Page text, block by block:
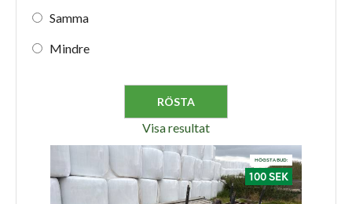
Samma
Mindre
Visa resultat